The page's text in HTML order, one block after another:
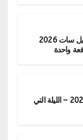
التردد الشبكي الشامل لنايل سات 2026
واحدة
نصف نهائي أمم أفريقيا 2026 – الليلة التي